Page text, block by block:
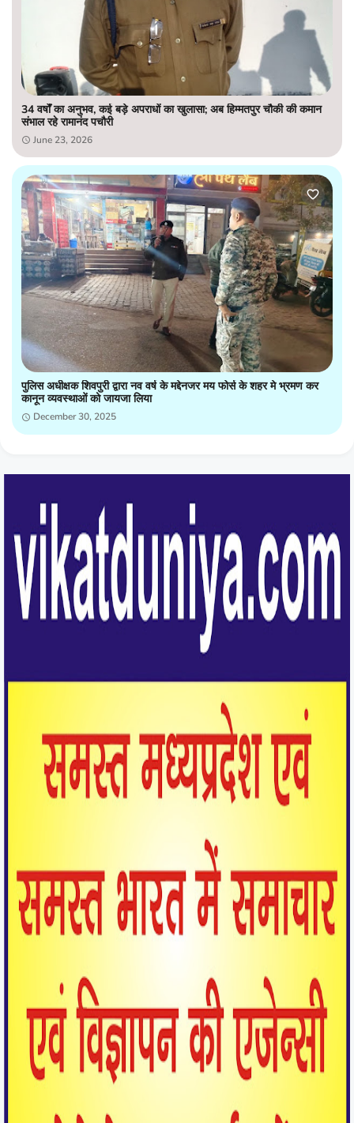
34 वर्षों का अनुभव, कई बड़े अपराधों का खुलासा; अब हिम्मतपुर चौकी की कमान
संभाल रहे रामानंद पचौरी
June 23, 2026
पुलिस अधीक्षक शिवपुरी द्वारा नव वर्ष के मद्देनजर मय फोर्स के शहर मे भ्रमण कर
कानून व्यवस्थाओं को जायजा लिया
December 30, 2025